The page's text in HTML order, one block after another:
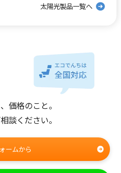
太陽光製品一覧へ
価格のこと。
談ください。
ームから